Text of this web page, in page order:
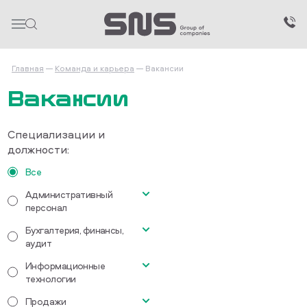
Главная Команда и карьера Вакансии
Вакансии
Специализации и
должности:
Все
Административный
персонал
Секретарь офиса
Бухгалтерия, финансы,
аудит
Главный бухгалтер
Информационные
технологии
Водитель категории СЕ
Продажи